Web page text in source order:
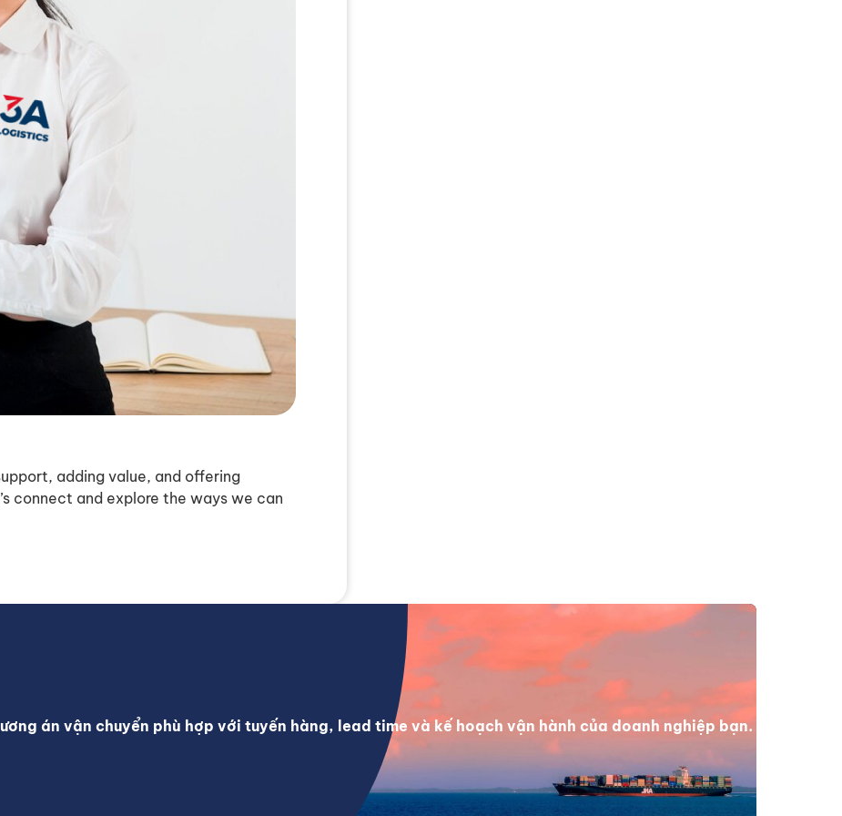
adding value, and offering
connect and explore the ways we can
án vận chuyển phù hợp với tuyến hàng, lead time và kế hoạch vận hành của doanh nghiệp bạn.